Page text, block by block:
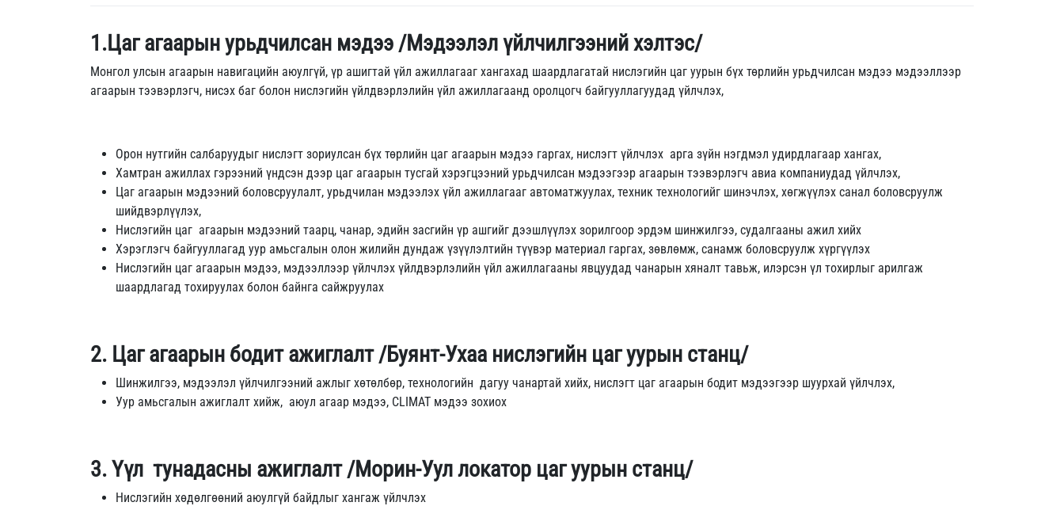
1.Цаг агаарын урьдчилсан мэдээ /Мэдээлэл үйлчилгээний хэлтэс/
Монгол улсын агаарын навигацийн аюулгүй, үр ашигтай үйл ажиллагааг хангахад шаардлагатай нислэгийн цаг уурын бүх төрлийн урьдчилсан мэдээ мэдээллээр
агаарын тээвэрлэгч, нисэх баг болон нислэгийн үйлдвэрлэлийн үйл ажиллагаанд оролцогч байгууллагуудад үйлчлэх,
Орон нутгийн салбаруудыг нислэгт зориулсан бүх төрлийн цаг агаарын мэдээ гаргах, нислэгт үйлчлэх арга зүйн нэгдмэл удирдлагаар хангах,
Хамтран ажиллах гэрээний үндсэн дээр цаг агаарын тусгай хэрэгцээний урьдчилсан мэдээгээр агаарын тээвэрлэгч авиа компаниудад үйлчлэх,
Цаг агаарын мэдээний боловсруулалт, урьдчилан мэдээлэх үйл ажиллагааг автоматжуулах, техник технологийг шинэчлэх, хөгжүүлэх санал боловсруулж
шийдвэрлүүлэх,
Нислэгийн цаг агаарын мэдээний таарц, чанар, эдийн засгийн үр ашгийг дээшлүүлэх зорилгоор эрдэм шинжилгээ, судалгааны ажил хийх
Хэрэглэгч байгууллагад уур амьсгалын олон жилийн дундаж үзүүлэлтийн түүвэр материал гаргах, зөвлөмж, санамж боловсруулж хүргүүлэх
Нислэгийн цаг агаарын мэдээ, мэдээллээр үйлчлэх үйлдвэрлэлийн үйл ажиллагааны явцуудад чанарын хяналт тавьж, илэрсэн үл тохирлыг арилгаж
шаардлагад тохируулах болон байнга сайжруулах
2. Цаг агаарын бодит ажиглалт /Буянт-Ухаа нислэгийн цаг уурын станц/
Шинжилгээ, мэдээлэл үйлчилгээний ажлыг хөтөлбөр, технологийн дагуу чанартай хийх, нислэгт цаг агаарын бодит мэдээгээр шуурхай үйлчлэх,
Уур амьсгалын ажиглалт хийж, аюул агаар мэдээ, CLIMAT мэдээ зохиох
3. Үүл тунадасны ажиглалт /Морин-Уул локатор цаг уурын станц/
Нислэгийн хөдөлгөөний аюулгүй байдлыг хангаж үйлчлэх